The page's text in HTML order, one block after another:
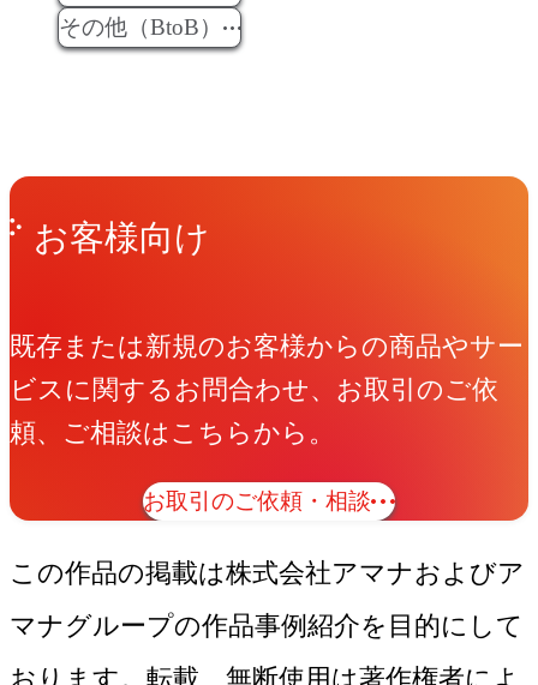
その他（BtoB）
Get in Touchお問い合わせ
お客様向け
既存または新規のお客様からの商品やサー
ビスに関するお問合わせ、お取引のご依
頼、ご相談はこちらから。
お取引のご依頼・相談
この作品の掲載は株式会社アマナおよびア
マナグループの作品事例紹介を目的にして
おります。転載、無断使用は著作権者によ